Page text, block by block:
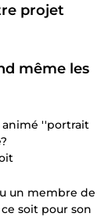
projet
même les
animé ''portrait
un membre de
soit pour son